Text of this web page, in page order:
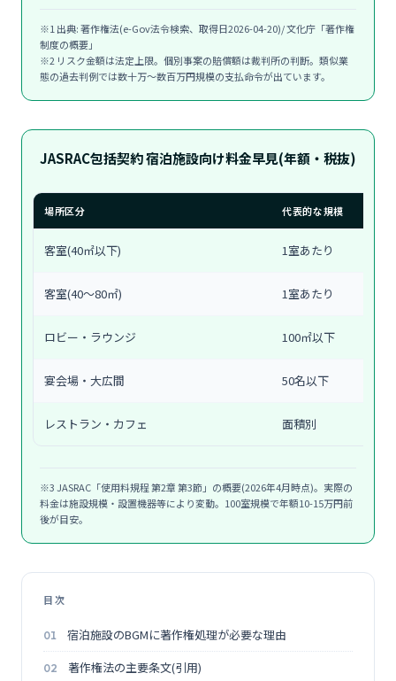
※1 出典: 著作権法(e-Gov法令検索、取得日2026-04-20)/ 文化庁「著作権
制度の概要」
※2 リスク金額は法定上限。個別事案の賠償額は裁判所の判断。類似業
態の過去判例では数十万〜数百万円規模の支払命令が出ています。
JASRAC包括契約 宿泊施設向け料金早見(年額・税抜)
場所区分 代表的な規模
客室(40㎡以下) 1室あたり
客室(40〜80㎡) 1室あたり
ロビー・ラウンジ 100㎡以下
宴会場・大広間 50名以下
レストラン・カフェ 面積別
※3 JASRAC「使用料規程 第2章 第3節」の概要(2026年4月時点)。実際の
料金は施設規模・設置機器等により変動。100室規模で年額10-15万円前
後が目安。
目次
宿泊施設のBGMに著作権処理が必要な理由
著作権法の主要条文(引用)